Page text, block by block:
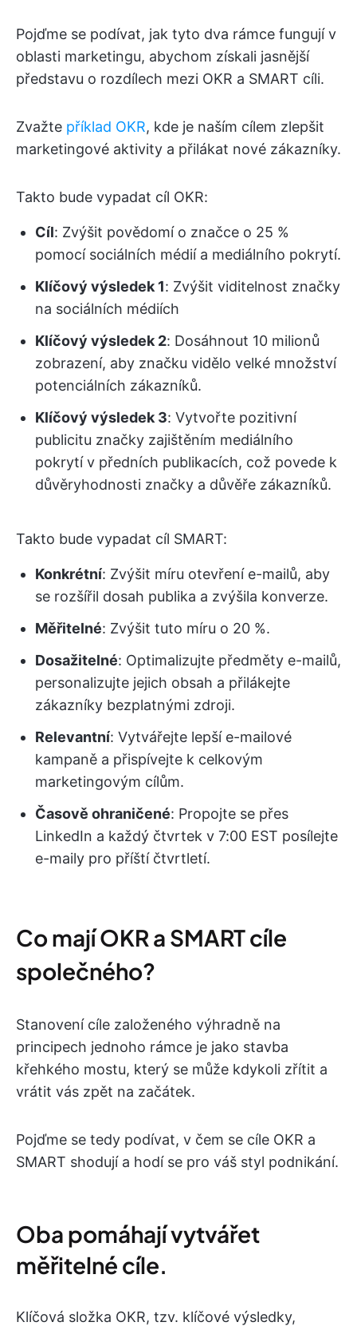
Pojďme se podívat, jak tyto dva rámce fungují v
oblasti marketingu, abychom získali jasnější
představu o rozdílech mezi OKR a SMART cíli.
Zvažte příklad OKR, kde je naším cílem zlepšit
marketingové aktivity a přilákat nové zákazníky.
Takto bude vypadat cíl OKR:
Cíl: Zvýšit povědomí o značce o 25 %
pomocí sociálních médií a mediálního pokrytí.
Klíčový výsledek 1: Zvýšit viditelnost značky
na sociálních médiích
Klíčový výsledek 2: Dosáhnout 10 milionů
zobrazení, aby značku vidělo velké množství
potenciálních zákazníků.
Klíčový výsledek 3: Vytvořte pozitivní
publicitu značky zajištěním mediálního
pokrytí v předních publikacích, což povede k
důvěryhodnosti značky a důvěře zákazníků.
Takto bude vypadat cíl SMART:
Konkrétní: Zvýšit míru otevření e-mailů, aby
se rozšířil dosah publika a zvýšila konverze.
Měřitelné: Zvýšit tuto míru o 20 %.
Dosažitelné: Optimalizujte předměty e-mailů,
personalizujte jejich obsah a přilákejte
zákazníky bezplatnými zdroji.
Relevantní: Vytvářejte lepší e-mailové
kampaně a přispívejte k celkovým
marketingovým cílům.
Časově ohraničené: Propojte se přes
LinkedIn a každý čtvrtek v 7:00 EST posílejte
e-maily pro příští čtvrtletí.
Co mají OKR a SMART cíle
společného?
Stanovení cíle založeného výhradně na
principech jednoho rámce je jako stavba
křehkého mostu, který se může kdykoli zřítit a
vrátit vás zpět na začátek.
Pojďme se tedy podívat, v čem se cíle OKR a
SMART shodují a hodí se pro váš styl podnikání.
Oba pomáhají vytvářet
měřitelné cíle.
Klíčová složka OKR, tzv. klíčové výsledky,